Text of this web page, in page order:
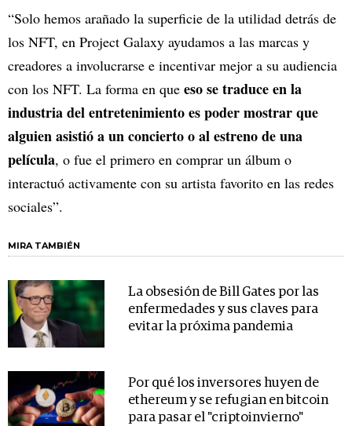
“Solo hemos arañado la superficie de la utilidad detrás de
los NFT, en Project Galaxy ayudamos a las marcas y
creadores a involucrarse e incentivar mejor a su audiencia
con los NFT. La forma en que eso se traduce en la
industria del entretenimiento es poder mostrar que
alguien asistió a un concierto o al estreno de una
película, o fue el primero en comprar un álbum o
interactuó activamente con su artista favorito en las redes
sociales”.
MIRA TAMBIÉN
La obsesión de Bill Gates por las
enfermedades y sus claves para
evitar la próxima pandemia
Por qué los inversores huyen de
ethereum y se refugian en bitcoin
para pasar el "criptoinvierno"